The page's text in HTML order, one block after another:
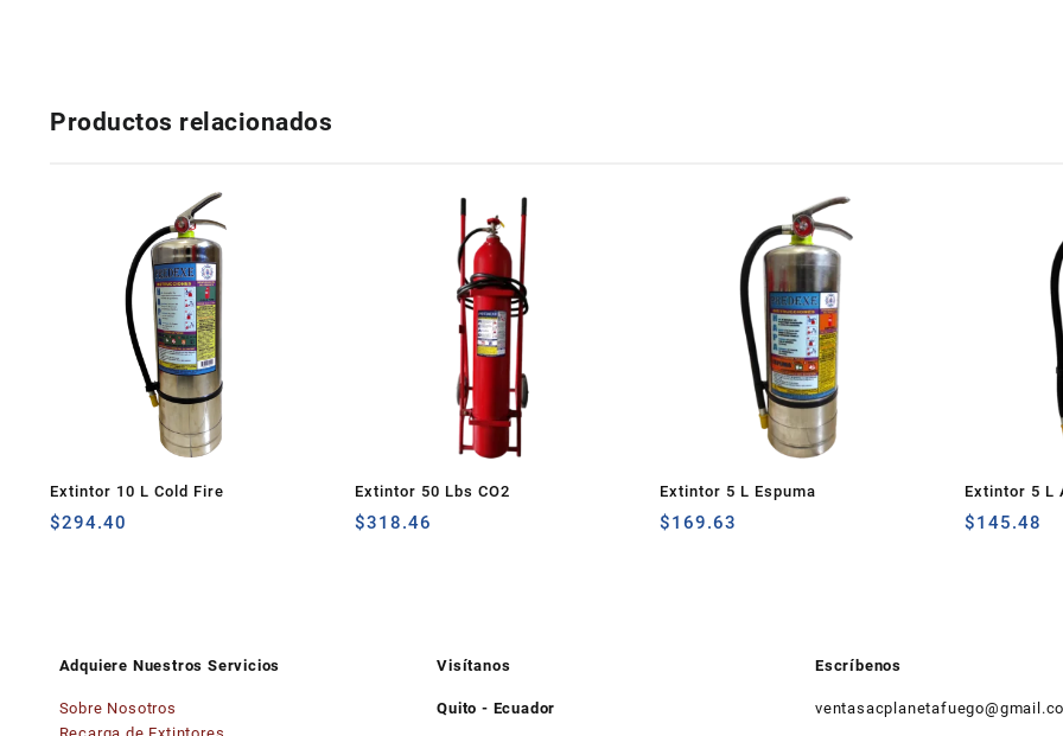
Productos relacionados
Extintor 10 L Cold Fire
$294.40
Extintor 50 Lbs CO2
$318.46
Extintor 5 L Espuma
$169.63
Extintor 5 L
$145.48
Adquiere Nuestros Servicios
Sobre Nosotros
Visítanos
Quito - Ecuador
Escríbenos